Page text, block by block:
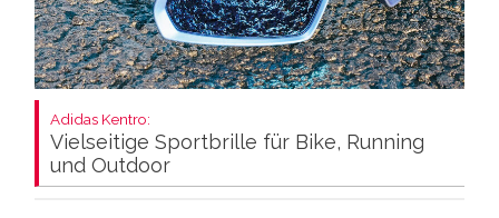
Adidas Kentro:
Vielseitige Sportbrille für Bike, Running
und Outdoor